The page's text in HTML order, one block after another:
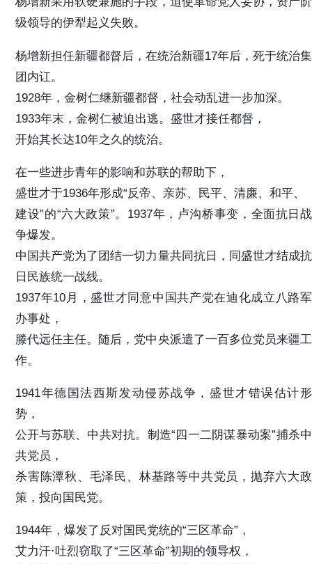
级领导的伊犁起义失败。
杨增新担任新疆都督后，在统治新疆17年后，死于统治集
团内讧。
1928年，金树仁继新疆都督，社会动乱进一步加深。
1933年末，金树仁被迫出逃。盛世才接任都督，
开始其长达10年之久的统治。
在一些进步青年的影响和苏联的帮助下，
盛世才于1936年形成“反帝、亲苏、民平、清廉、和平、
建设”的“六大政策”。1937年，卢沟桥事变，全面抗日战
争爆发。
中国共产党为了团结一切力量共同抗日，同盛世才结成抗
日民族统一战线。
1937年10月，盛世才同意中国共产党在迪化成立八路军
办事处，
滕代远任主任。随后，党中央派遣了一百多位党员来疆工
作。
1941年德国法西斯发动侵苏战争，盛世才错误估计形
势，
公开与苏联、中共对抗。制造“四一二阴谋暴动案”捕杀中
共党员，
杀害陈潭秋、毛泽民、林基路等中共党员，抛弃六大政
策，投向国民党。
1944年，爆发了反对国民党统的“三区革命”，
艾力汗·吐烈窃取了“三区革命”初期的领导权，